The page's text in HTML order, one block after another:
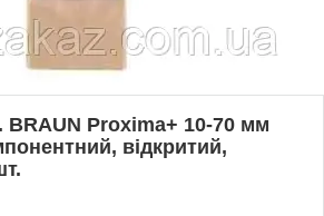
BRAUN Proxima+ 10-70 мм
відкритий,